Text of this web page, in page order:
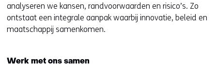
analyseren we kansen, randvoorwaarden en risico’s. Zo
ontstaat een integrale aanpak waarbij innovatie, beleid en
maatschappij samenkomen.
Werk met ons samen